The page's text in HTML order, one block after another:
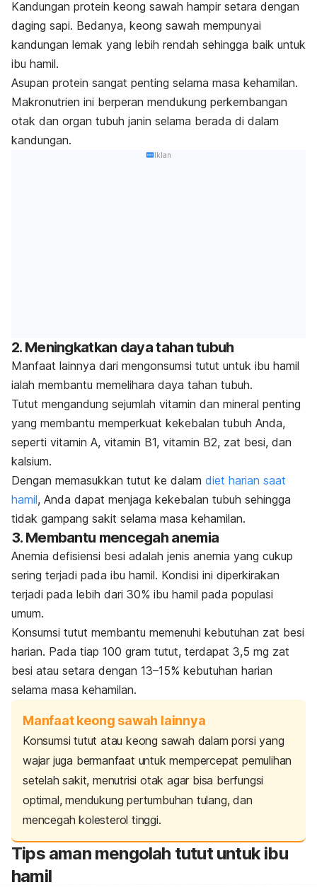
Kandungan protein keong sawah hampir setara dengan
daging sapi. Bedanya, keong sawah mempunyai
kandungan lemak yang lebih rendah sehingga baik untuk
ibu hamil.
Asupan protein sangat penting selama masa kehamilan.
Makronutrien ini berperan mendukung perkembangan
otak dan organ tubuh janin selama berada di dalam
kandungan.
Iklan
2. Meningkatkan daya tahan tubuh
Manfaat lainnya dari mengonsumsi tutut untuk ibu hamil
ialah membantu memelihara daya tahan tubuh.
Tutut mengandung sejumlah vitamin dan mineral penting
yang membantu memperkuat kekebalan tubuh Anda,
seperti vitamin A, vitamin B1, vitamin B2, zat besi, dan
kalsium.
Dengan memasukkan tutut ke dalam diet harian saat
hamil, Anda dapat menjaga kekebalan tubuh sehingga
tidak gampang sakit selama masa kehamilan.
3. Membantu mencegah anemia
Anemia defisiensi besi adalah jenis anemia yang cukup
sering terjadi pada ibu hamil. Kondisi ini diperkirakan
terjadi pada lebih dari 30% ibu hamil pada populasi
umum.
Konsumsi tutut membantu memenuhi kebutuhan zat besi
harian. Pada tiap 100 gram tutut, terdapat 3,5 mg zat
besi atau setara dengan 13–15% kebutuhan harian
selama masa kehamilan.
Manfaat keong sawah lainnya
Konsumsi tutut atau keong sawah dalam porsi yang
wajar juga bermanfaat untuk mempercepat pemulihan
setelah sakit, menutrisi otak agar bisa berfungsi
optimal, mendukung pertumbuhan tulang, dan
mencegah kolesterol tinggi.
Tips aman mengolah tutut untuk ibu
hamil